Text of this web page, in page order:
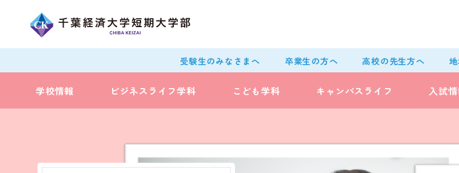
学校情報 ビジネスライフ学科 こども学科 キャンパスライフ 入試
受験生のみなさまへ 卒業生の方へ 高校の先生方へ